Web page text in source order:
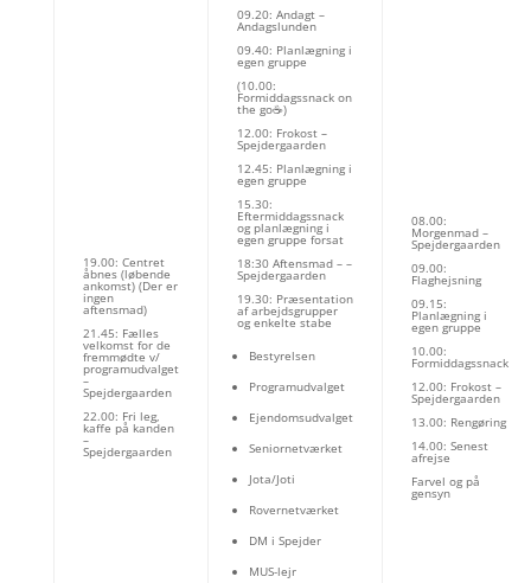
19.00: Centret
åbnes (løbende
ankomst) (Der er
ingen
aftensmad)
21.45: Fælles
velkomst for de
fremmødte v/
programudvalget
–
Spejdergaarden
22.00: Fri leg,
kaffe på kanden
–
Spejdergaarden
09.20: Andagt –
Andagslunden
09.40: Planlægning i
egen gruppe
(10.00:
Formiddagssnack on
the go☕)
12.00: Frokost –
Spejdergaarden
12.45: Planlægning i
egen gruppe
15.30:
Eftermiddagssnack
og planlægning i
egen gruppe forsat
18:30 Aftensmad – –
Spejdergaarden
19.30: Præsentation
af arbejdsgrupper
og enkelte stabe
Bestyrelsen
Programudvalget
Ejendomsudvalget
Seniornetværket
Jota/Joti
Rovernetværket
DM i Spejder
MUS-lejr
08.00:
Morgenmad –
Spejdergaarden
09.00:
Flaghejsning
09.15:
Planlægning i
egen gruppe
10.00:
Formiddagssnack
12.00: Frokost –
Spejdergaarden
13.00: Rengøring
14.00: Senest
afrejse
Farvel og på
gensyn